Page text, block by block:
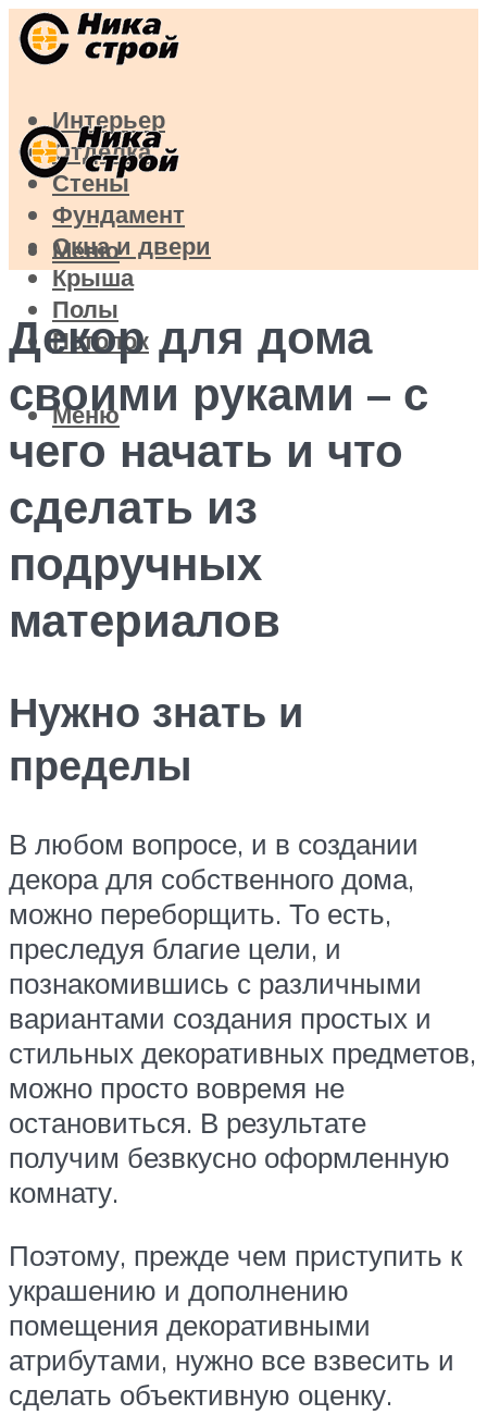
Интерьер
Отделка
Стены
Фундамент
Окна и двери
Крыша
Полы
Потолок
Меню
Меню
Декор для дома
своими руками – с
чего начать и что
сделать из
подручных
материалов
Нужно знать и
пределы
В любом вопросе, и в создании
декора для собственного дома,
можно переборщить. То есть,
преследуя благие цели, и
познакомившись с различными
вариантами создания простых и
стильных декоративных предметов,
можно просто вовремя не
остановиться. В результате
получим безвкусно оформленную
комнату.
Поэтому, прежде чем приступить к
украшению и дополнению
помещения декоративными
атрибутами, нужно все взвесить и
сделать объективную оценку.